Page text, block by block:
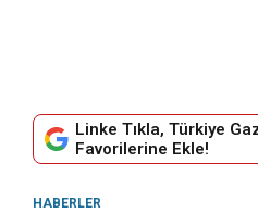
Linke Tıkla, Türkiye
Favorilerine Ekle!
HABERLER